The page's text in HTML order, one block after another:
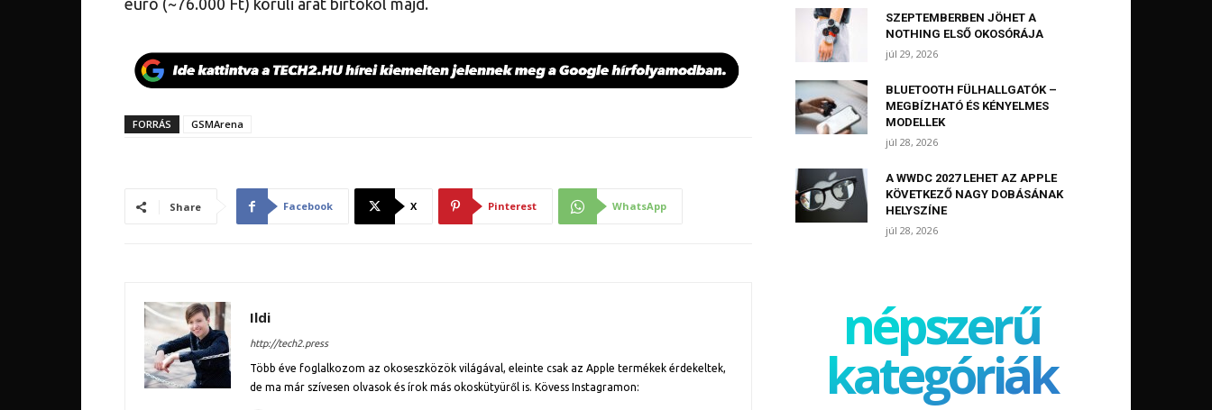
euró (~76.000 Ft) körüli árat birtokol majd.
FORRÁS GSMArena
Share Facebook X Pinterest WhatsApp
Ildi
http://tech2.press
Több éve foglalkozom az okoseszközök világával, eleinte csak az Apple termékek érdekeltek,
de ma már szívesen olvasok és írok más okoskütyüről is. Kövess Instagramon:
SZEPTEMBERBEN JÖHET A
NOTHING ELSŐ OKOSÓRÁJA
júl 29, 2026
BLUETOOTH FÜLHALLGATÓK –
MEGBÍZHATÓ ÉS KÉNYELMES
MODELLEK
júl 28, 2026
A WWDC 2027 LEHET AZ APPLE
KÖVETKEZŐ NAGY DOBÁSÁNAK
HELYSZÍNE
júl 28, 2026
népszerű
kategóriák